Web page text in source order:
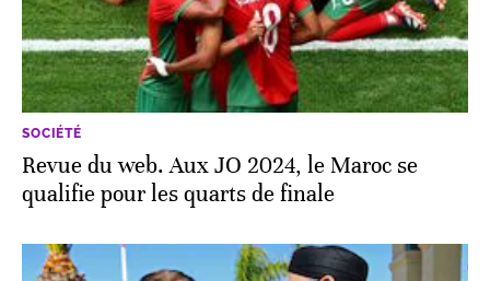
SOCIÉTÉ
Revue du web. Aux JO 2024, le Maroc se
qualifie pour les quarts de finale